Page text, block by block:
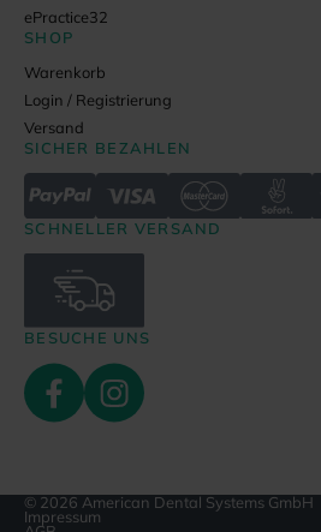
ePractice32
SHOP
Warenkorb
Login / Registrierung
Versand
SICHER BEZAHLEN
SCHNELLER VERSAND
BESUCHE UNS
© 2026 American Dental Systems GmbH
Impressum